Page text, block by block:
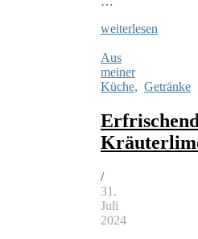
weiterlesen
Aus
meiner
Küche, Getränke
/
31.
Juli
2024